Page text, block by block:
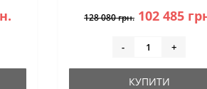
128 080 грн. 102 485
- +
КУПИТИ